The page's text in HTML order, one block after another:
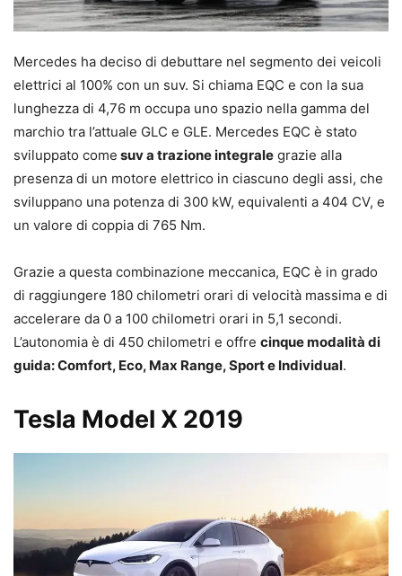
Mercedes ha deciso di debuttare nel segmento dei veicoli
elettrici al 100% con un suv. Si chiama EQC e con la sua
lunghezza di 4,76 m occupa uno spazio nella gamma del
marchio tra l’attuale GLC e GLE. Mercedes EQC è stato
sviluppato come suv a trazione integrale grazie alla
presenza di un motore elettrico in ciascuno degli assi, che
sviluppano una potenza di 300 kW, equivalenti a 404 CV, e
un valore di coppia di 765 Nm.
Grazie a questa combinazione meccanica, EQC è in grado
di raggiungere 180 chilometri orari di velocità massima e di
accelerare da 0 a 100 chilometri orari in 5,1 secondi.
L’autonomia è di 450 chilometri e offre cinque modalità di
guida: Comfort, Eco, Max Range, Sport e Individual.
Tesla Model X 2019